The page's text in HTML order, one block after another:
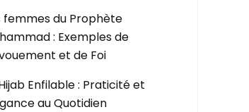
femmes du Prophète
: Exemples de
et de Foi
Enfilable : Praticité et
au Quotidien